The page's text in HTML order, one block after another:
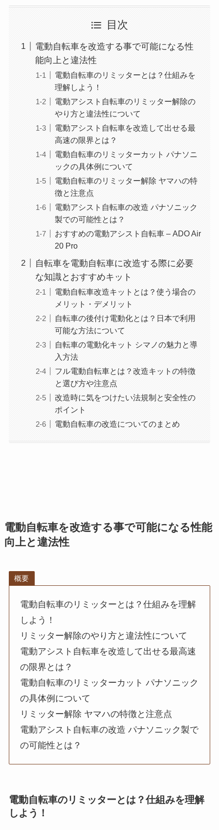
目次
電動自転車を改造する事で可能になる性
能向上と違法性
電動自転車のリミッターとは？仕組みを
理解しよう！
電動アシスト自転車のリミッター解除の
やり方と違法性について
電動アシスト自転車を改造して出せる最
高速の限界とは？
電動自転車のリミッターカット パナソニ
ックの具体例について
電動自転車のリミッター解除 ヤマハの特
徴と注意点
電動アシスト自転車の改造 パナソニック
製での可能性とは？
おすすめの電動アシスト自転車 – ADO Air
20 Pro
自転車を電動自転車に改造する際に必要
な知識とおすすめキット
電動自転車改造キットとは？使う場合の
メリット・デメリット
自転車の後付け電動化とは？日本で利用
可能な方法について
自転車の電動化キット シマノの魅力と導
入方法
フル電動自転車とは？改造キットの特徴
と選び方や注意点
改造時に気をつけたい法規制と安全性の
ポイント
電動自転車の改造についてのまとめ
電動自転車を改造する事で可能になる性能
向上と違法性
概要
電動自転車のリミッターとは？仕組みを理解
しよう！
リミッター解除のやり方と違法性について
電動アシスト自転車を改造して出せる最高速
の限界とは？
電動自転車のリミッターカット パナソニック
の具体例について
リミッター解除 ヤマハの特徴と注意点
電動アシスト自転車の改造 パナソニック製で
の可能性とは？
電動自転車のリミッターとは？仕組みを理解
しよう！